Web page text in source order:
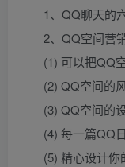
1、QQ聊天的
2、QQ空间营
(1) 可以把QQ空
(2) QQ空间的风
(3) QQ空间的
(4) 每一篇QQ日
(5) 精心设计你